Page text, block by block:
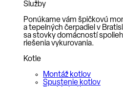
Služby
Ponúkame vám špičkovú
a tepelných čerpadiel v
sa stovky domácností
riešenia vykurovania.
Kotle
Montáž kotlov
Spustenie kotlov